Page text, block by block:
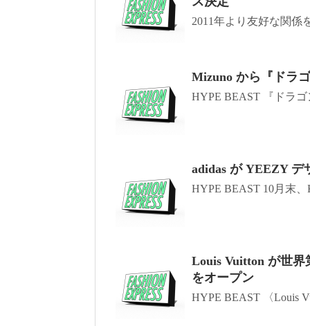
2011年より友好な関係
Mizuno から『ドラ
HYPE BEAST 『ドラ
adidas が YEEZY デ
HYPE BEAST 10月末、
Louis Vuitton が世界
をオープン
HYPE BEAST 〈Louis